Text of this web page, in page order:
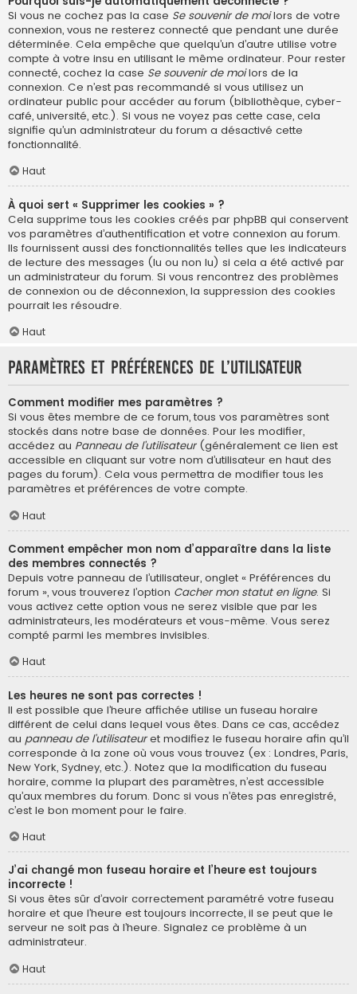
Si vous ne cochez pas la case Se souvenir de moilors de votre
connexion, vous ne resterez connecté que pendant une durée
déterminée. Cela empêche que quelqu’un d’autre utilise votre
compte à votre insu en utilisant le même ordinateur. Pour rester
connecté, cochez la case Se souvenir de moilors de la
connexion. Ce n’est pas recommandé si vous utilisez un
ordinateur public pour accéder au forum (bibliothèque, cyber-
café, université, etc.). Si vous ne voyez pas cette case, cela
signifie qu’un administrateur du forum a désactivé cette
fonctionnalité.
Haut
À quoi sert « Supprimer les cookies » ?
Cela supprime tous les cookies créés par phpBB qui conservent
vos paramètres d’authentification et votre connexion au forum.
Ils fournissent aussi des fonctionnalités telles que les indicateurs
de lecture des messages (lu ou non lu) si cela a été activé par
un administrateur du forum. Si vous rencontrez des problèmes
de connexion ou de déconnexion, la suppression des cookies
pourrait les résoudre.
Haut
Paramètres et préférences de l’utilisateur
Comment modifier mes paramètres ?
Si vous êtes membre de ce forum, tous vos paramètres sont
stockés dans notre base de données. Pour les modifier,
accédez au Panneau de l’utilisateur(généralement ce lien est
accessible en cliquant sur votre nom d’utilisateur en haut des
pages du forum). Cela vous permettra de modifier tous les
paramètres et préférences de votre compte.
Haut
Comment empêcher mon nom d’apparaître dans la liste
des membres connectés ?
Depuis votre panneau de l’utilisateur, onglet « Préférences du
forum », vous trouverez l’option Cacher mon statut en ligne. Si
vous activez cette option vous ne serez visible que par les
administrateurs, les modérateurs et vous-même. Vous serez
compté parmi les membres invisibles.
Haut
Les heures ne sont pas correctes !
Il est possible que l’heure affichée utilise un fuseau horaire
différent de celui dans lequel vous êtes. Dans ce cas, accédez
au panneau de l’utilisateuret modifiez le fuseau horaire afin qu’il
corresponde à la zone où vous vous trouvez (ex : Londres, Paris,
New York, Sydney, etc.). Notez que la modification du fuseau
horaire, comme la plupart des paramètres, n’est accessible
qu’aux membres du forum. Donc si vous n’êtes pas enregistré,
c’est le bon moment pour le faire.
Haut
J’ai changé mon fuseau horaire et l’heure est toujours
incorrecte !
Si vous êtes sûr d’avoir correctement paramétré votre fuseau
horaire et que l’heure est toujours incorrecte, il se peut que le
serveur ne soit pas à l’heure. Signalez ce problème à un
administrateur.
Haut